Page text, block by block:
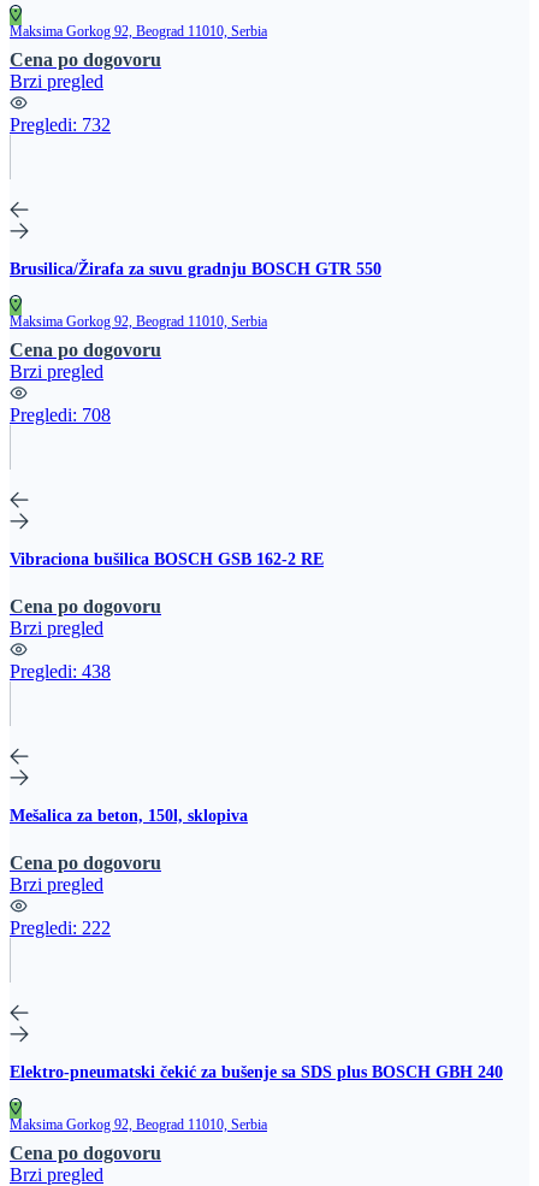
Maksima Gorkog 92, Beograd 11010, Serbia
Cena po dogovoru
Brzi pregled
Pregledi: 732
Brusilica/Žirafa za suvu gradnju BOSCH GTR 550
Maksima Gorkog 92, Beograd 11010, Serbia
Cena po dogovoru
Brzi pregled
Pregledi: 708
Vibraciona bušilica BOSCH GSB 162-2 RE
Cena po dogovoru
Brzi pregled
Pregledi: 438
Mešalica za beton, 150l, sklopiva
Cena po dogovoru
Brzi pregled
Pregledi: 222
Elektro-pneumatski čekić za bušenje sa SDS plus BOSCH GBH 240
Maksima Gorkog 92, Beograd 11010, Serbia
Cena po dogovoru
Brzi pregled